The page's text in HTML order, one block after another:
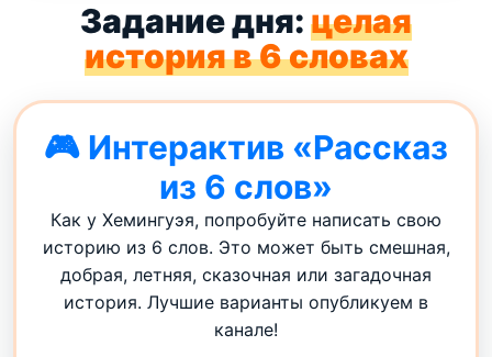
Задание дня:целая
история в 6 словах
🎮 Интерактив «Рассказ
из 6 слов»
Как у Хемингуэя, попробуйте написать свою
историю из 6 слов. Это может быть смешная,
добрая, летняя, сказочная или загадочная
история. Лучшие варианты опубликуем в
канале!